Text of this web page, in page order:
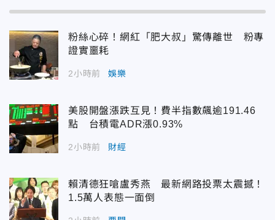
粉絲心碎！網紅「肥大叔」驚傳離世 粉專
證實噩耗
2小時前 娛樂
美股開盤漲跌互見！費半指數飆逾191.46
點 台積電ADR漲0.93%
2小時前 財經
賴清德狂嗆盧秀燕 最新網路投票太震撼！
1.5萬人表態一面倒